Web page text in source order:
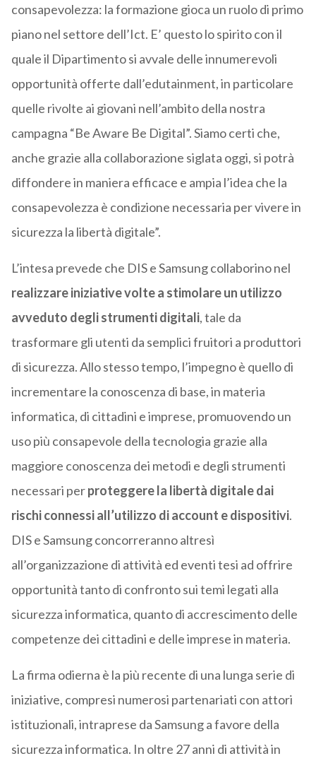
consapevolezza: la formazione gioca un ruolo di primo
piano nel settore dell’Ict. E’ questo lo spirito con il
quale il Dipartimento si avvale delle innumerevoli
opportunità offerte dall’edutainment, in particolare
quelle rivolte ai giovani nell’ambito della nostra
campagna “Be Aware Be Digital”. Siamo certi che,
anche grazie alla collaborazione siglata oggi, si potrà
diffondere in maniera efficace e ampia l’idea che la
consapevolezza è condizione necessaria per vivere in
sicurezza la libertà digitale”.
L’intesa prevede che DIS e Samsung collaborino nel
realizzare iniziative volte a stimolare un utilizzo
avveduto degli strumenti digitali, tale da
trasformare gli utenti da semplici fruitori a produttori
di sicurezza. Allo stesso tempo, l’impegno è quello di
incrementare la conoscenza di base, in materia
informatica, di cittadini e imprese, promuovendo un
uso più consapevole della tecno­logia grazie alla
maggiore conoscenza dei metodi e degli strumenti
necessari perproteggere la libertà digitale dai
rischi connessi all’utilizzo di account e dispositivi.
DIS e Samsung concorreranno altresì
all’organizzazione di attività ed eventi tesi ad offrire
opportunità tanto di confronto sui temi legati alla
sicurezza informatica, quanto di accrescimento delle
competenze dei cittadini e delle imprese in materia.
La firma odierna è la più recente di una lunga serie di
iniziative, compresi numerosi partenariati con attori
istituzionali, intraprese da Samsung a favore della
sicurezza informatica. In oltre 27 anni di attività in